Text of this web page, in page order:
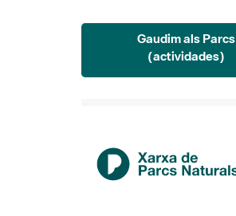
Gaudim als Parcs
(actividades)